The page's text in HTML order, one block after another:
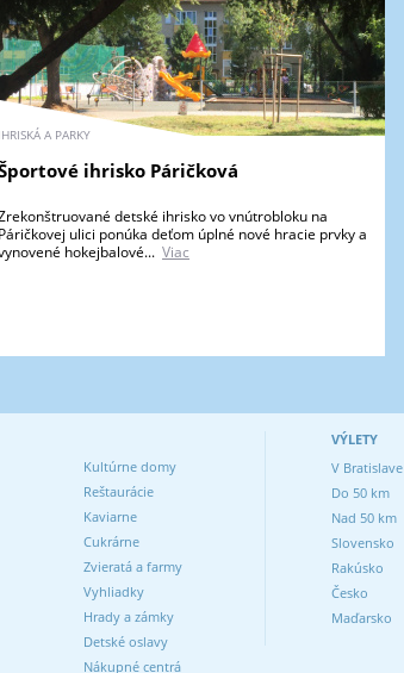
IHRISKÁ A PARKY
ihrisko Páričková
detské ihrisko vo vnútrobloku na
Páričkovej ulici ponúka deťom úplné nové hracie prvky a
hokejbalové... Viac
Kultúrne domy
Reštaurácie
Kaviarne
Cukrárne
Zvieratá a farmy
Vyhliadky
Hrady a zámky
Detské oslavy
Nákupné centrá
VÝLETY
V Bratislave
Do 50 km
Nad 50 km
Slovensko
Rakúsko
Česko
Maďarsko